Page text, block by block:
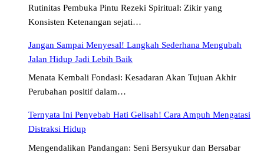
Rutinitas Pembuka Pintu Rezeki Spiritual: Zikir yang
Konsisten Ketenangan sejati…
Jangan Sampai Menyesal! Langkah Sederhana Mengubah
Jalan Hidup Jadi Lebih Baik
Menata Kembali Fondasi: Kesadaran Akan Tujuan Akhir
Perubahan positif dalam…
Ternyata Ini Penyebab Hati Gelisah! Cara Ampuh Mengatasi
Distraksi Hidup
Mengendalikan Pandangan: Seni Bersyukur dan Bersabar